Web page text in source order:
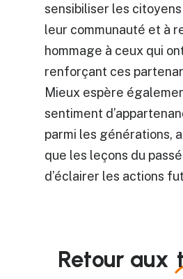
sensibiliser les citoyens
leur communauté et à
hommage à ceux qui
renforçant ces
Mieux espère
sentiment
parmi les générations,
que les leçons du
d’éclairer les actions
Retour aux